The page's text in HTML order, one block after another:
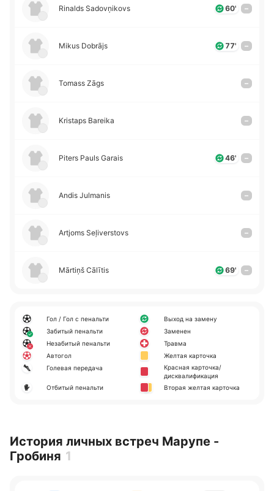
Rinalds Sadovņikovs 60' –
Mikus Dobrājs 77' –
Tomass Zāgs –
Kristaps Bareika –
Piters Pauls Garais 46' –
Andis Julmanis –
Artjoms Seļiverstovs –
Mārtiņš Cālītis 69' –
Гол / Гол с пенальти
Забитый пенальти
Незабитый пенальти
Автогол
Голевая передача
Отбитый пенальти
Выход на замену
Заменен
Травма
Желтая карточка
Красная карточка/
дисквалификация
Вторая желтая карточка
История личных встреч Марупе -
Гробиня 1